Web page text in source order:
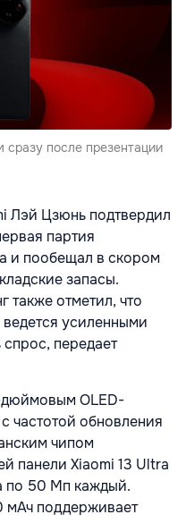
сразу после презентации
Лэй Цзюнь подтвердил
партия
и пообещал в скором
запасы.
также отметил, что
усиленными
передает
дюймовым OLED-
частотой обновления
чипом
панели Xiaomi 13 Ultra
по 50 Мп каждый.
мАч поддерживает